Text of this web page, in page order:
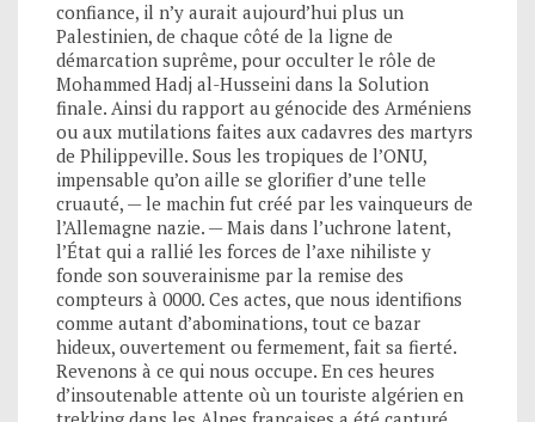
confiance, il n’y aurait aujourd’hui plus un
Palestinien, de chaque côté de la ligne de
démarcation suprême, pour occulter le rôle de
Mohammed Hadj al-Husseini dans la Solution
finale. Ainsi du rapport au génocide des Arméniens
ou aux mutilations faites aux cadavres des martyrs
de Philippeville. Sous les tropiques de l’ONU,
impensable qu’on aille se glorifier d’une telle
cruauté, — le machin fut créé par les vainqueurs de
l’Allemagne nazie. — Mais dans l’uchrone latent,
l’État qui a rallié les forces de l’axe nihiliste y
fonde son souverainisme par la remise des
compteurs à 0000. Ces actes, que nous identifions
comme autant d’abominations, tout ce bazar
hideux, ouvertement ou fermement, fait sa fierté.
Revenons à ce qui nous occupe. En ces heures
d’insoutenable attente où un touriste algérien en